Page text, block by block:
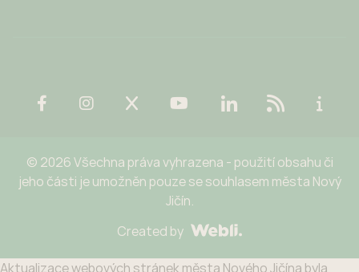
© 2026 Všechna práva vyhrazena - použití obsahu či
jeho části je umožněn pouze se souhlasem města Nový
Jičín.
Created by
Aktualizace webových stránek města Nového Jičína byla